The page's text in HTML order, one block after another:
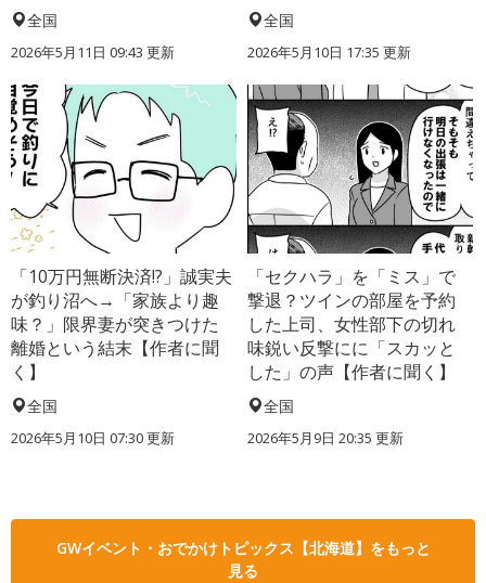
全国
2026年5月11日 09:43 更新
全国
2026年5月10日 17:35 更新
「10万円無断決済!?」誠実夫
が釣り沼へ→「家族より趣
味？」限界妻が突きつけた
離婚という結末【作者に聞
く】
全国
2026年5月10日 07:30 更新
「セクハラ」を「ミス」で
撃退？ツインの部屋を予約
した上司、女性部下の切れ
味鋭い反撃にに「スカッと
した」の声【作者に聞く】
全国
2026年5月9日 20:35 更新
GWイベント・おでかけトピックス【北海道】をもっと
見る